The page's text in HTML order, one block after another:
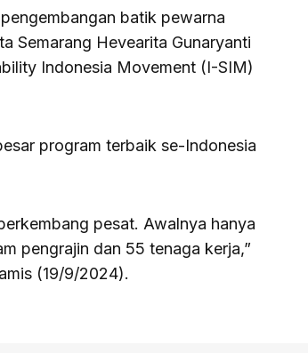
batik pewarna
Semarang Hevearita Gunaryanti
Indonesia Movement (I-SIM)
program terbaik se-Indonesia
pesat. Awalnya hanya
pengrajin dan 55 tenaga kerja,”
(19/9/2024).